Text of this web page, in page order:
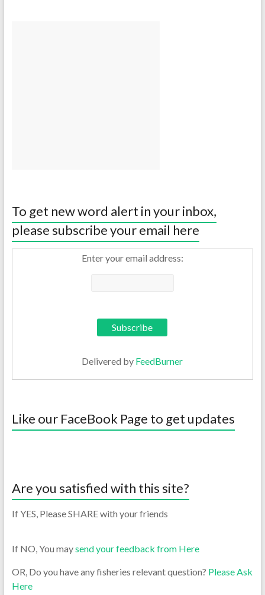
To get new word alert in your inbox,
please subscribe your email here
Enter your email address:
Delivered by FeedBurner
Like our FaceBook Page to get updates
Are you satisfied with this site?
If YES, Please SHARE with your friends
If NO, You maysend your feedback from Here
OR, Do you have any fisheries relevant question? Please Ask
Here